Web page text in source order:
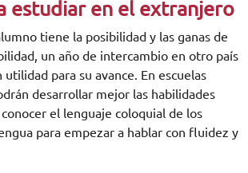
estudiar en el extranjero
tiene la posibilidad y las ganas de
un año de intercambio en otro país
para su avance. En escuelas
desarrollar mejor las habilidades
el lenguaje coloquial de los
para empezar a hablar con fluidez y